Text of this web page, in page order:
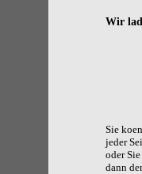
Wir
Sie
jeder
oder
dann